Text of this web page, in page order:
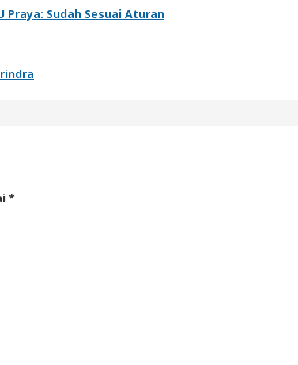
Sudah Sesuai Aturan
*